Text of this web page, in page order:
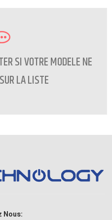
SI VOTRE MODELE NE
LA LISTE
NOUS
Nous: